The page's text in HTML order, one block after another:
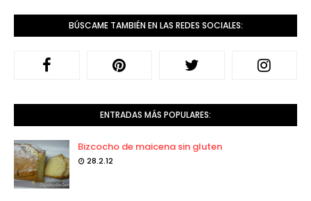
BÚSCAME TAMBIÉN EN LAS REDES SOCIALES:
ENTRADAS MÁS POPULARES:
Bizcocho de maicena sin gluten
28.2.12